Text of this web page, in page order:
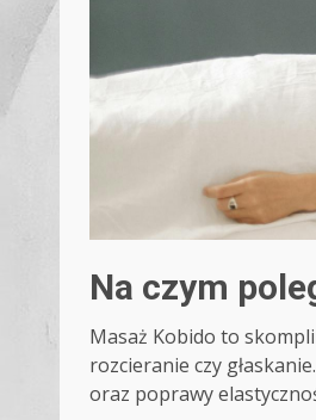
Na czym
Masaż Kobido to
rozcieranie czy
oraz poprawy